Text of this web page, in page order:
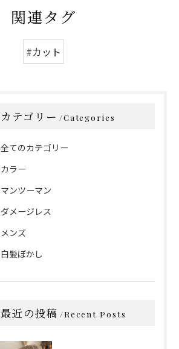
関連タグ
#カット
カテゴリー Categories
全てのカテゴリー
カラー
マンツーマン
ダメージレス
メンズ
白髪ぼかし
最近の投稿 Recent Posts